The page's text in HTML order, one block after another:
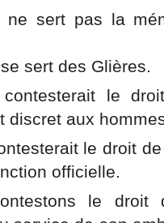
ne sert pas la
sert des Glières.
le
discret aux
le droit
officielle.
le droit